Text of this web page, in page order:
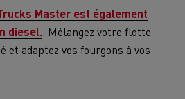
Master est également
diesel.. Mélangez votre flotte
et adaptez vos fourgons à vos